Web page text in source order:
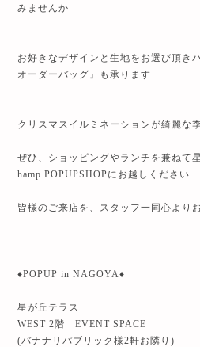
みませんか
お好きなデザインと生地をお選び頂き
オーダーバッグ』も承ります
クリスマスイルミネーションが綺麗な
ぜひ、ショッピングやランチを兼ねて
hamp POPUPSHOPにお越しください
皆様のご来店を、スタッフ一同心より
♦️POPUP in NAGOYA♦️
星が丘テラス
WEST 2階 EVENT SPACE
(バナナリパブリック様2軒お隣り)